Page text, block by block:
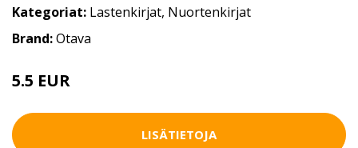
Kategoriat: Lastenkirjat, Nuortenkirjat
Brand:Otava
5.5 EUR
LISÄTIETOJA